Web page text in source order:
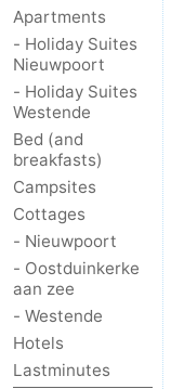
Apartments
- Holiday Suites
Nieuwpoort
- Holiday Suites
Westende
Bed (and
breakfasts)
Campsites
Cottages
- Nieuwpoort
- Oostduinkerke
aan zee
- Westende
Hotels
Lastminutes